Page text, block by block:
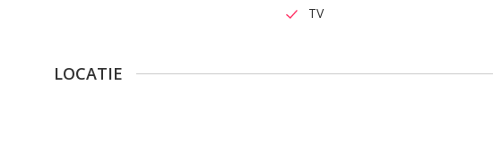
TV
LOCATIE